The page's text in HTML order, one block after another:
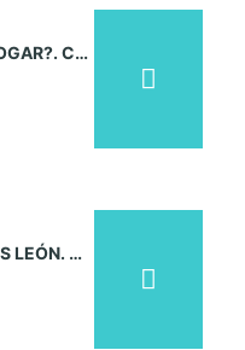
¿NO HAY NADA COMO EL HOGAR?. COLECCIÓN MUSAC
LUGAR DEL ELOGIO. CARLOS LEÓN. MUSAC